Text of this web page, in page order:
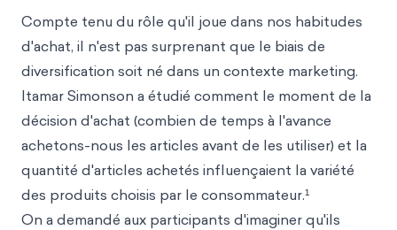
Compte tenu du rôle qu'il joue dans nos habitudes
d'achat, il n'est pas surprenant que le biais de
diversification soit né dans un contexte marketing.
Itamar Simonson a étudié comment le moment de la
décision d'achat (combien de temps à l'avance
achetons-nous les articles avant de les utiliser) et la
quantité d'articles achetés influençaient la variété
des produits choisis par le consommateur.¹
On a demandé aux participants d'imaginer qu'ils